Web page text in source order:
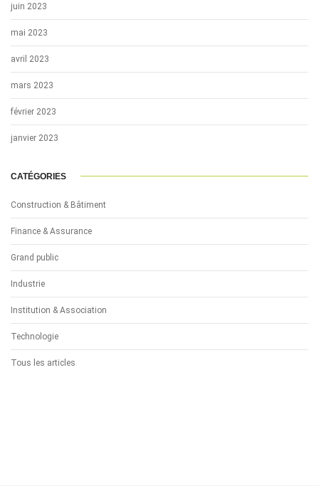
juin 2023
mai 2023
avril 2023
mars 2023
février 2023
janvier 2023
CATÉGORIES
Construction & Bâtiment
Finance & Assurance
Grand public
Industrie
Institution & Association
Technologie
Tous les articles